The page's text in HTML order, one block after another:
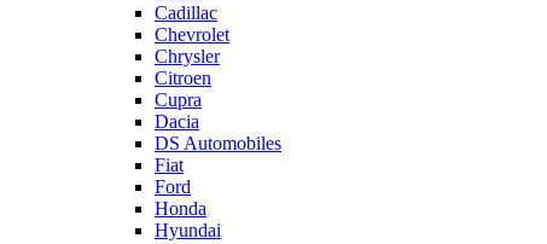
Cadillac
Chevrolet
Chrysler
Citroen
Cupra
Dacia
DS Automobiles
Fiat
Ford
Honda
Hyundai